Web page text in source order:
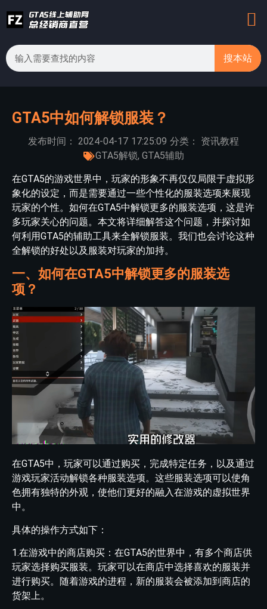
搜本站
GTA5中如何解锁服装？
发布时间： 2024-04-17 17:25:09 分类：
资讯教程
GTA5解锁, GTA5辅助
在GTA5的游戏世界中，玩家的形象不再仅仅局限于虚拟形
象化的设定，而是需要通过一些个性化的服装选项来展现
玩家的个性。如何在GTA5中解锁更多的服装选项，这是许
多玩家关心的问题。本文将详细解答这个问题，并探讨如
何利用GTA5的辅助工具来全解锁服装。我们也会讨论这种
全解锁的好处以及服装对玩家的加持。
一、如何在GTA5中解锁更多的服装选
项？
在GTA5中，玩家可以通过购买，完成特定任务，以及通过
游戏玩家活动解锁各种服装选项。这些服装选项可以使角
色拥有独特的外观，使他们更好的融入在游戏的虚拟世界
中。
具体的操作方式如下：
1.在游戏中的商店购买：在GTA5的世界中，有多个商店供
玩家选择购买服装。玩家可以在商店中选择喜欢的服装并
进行购买。随着游戏的进程，新的服装会被添加到商店的
货架上。